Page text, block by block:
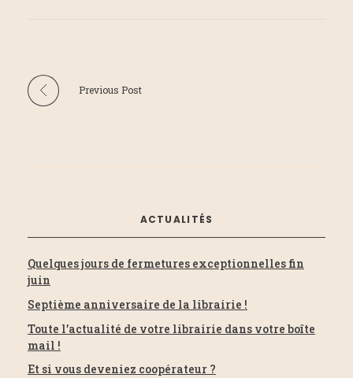
Previous Post
ACTUALITÉS
Quelques jours de fermetures exceptionnelles fin
juin
Septième anniversaire de la librairie !
Toute l’actualité de votre librairie dans votre boîte
mail !
Et si vous deveniez coopérateur ?